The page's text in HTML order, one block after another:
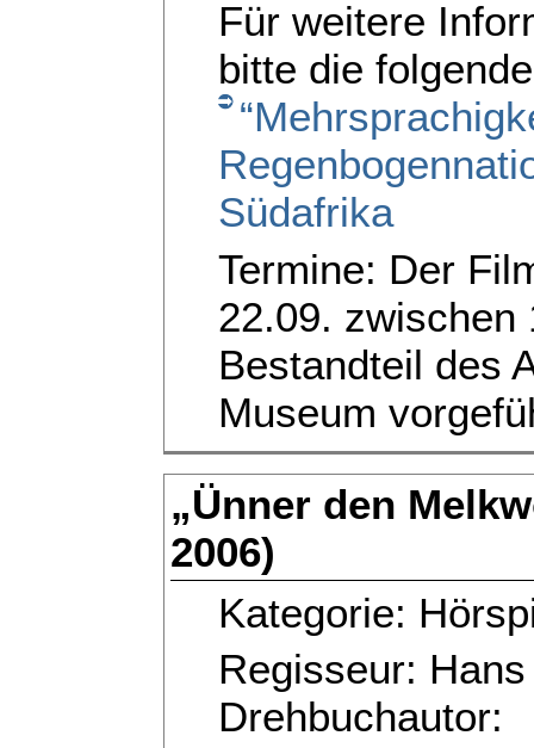
Für weitere
bitte die
Südafrika
Termine: Der
22.09. zwischen
Bestandteil des
Museum
„Ünner den
2006)
Kategorie:
Regisseur:
Drehbuchautor: